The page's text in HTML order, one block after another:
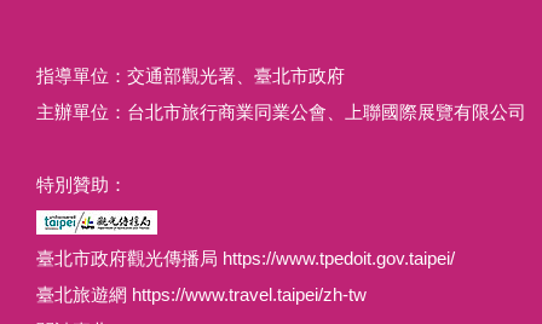
指導單位：交通部觀光署、臺北市政府
主辦單位：台北市旅行商業同業公會、上聯國際展覽有限公司
特別贊助：
臺北市政府觀光傳播局 https://www.tpedoit.gov.taipei/
臺北旅遊網 https://www.travel.taipei/zh-tw